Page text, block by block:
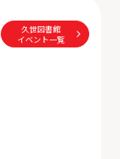
久世図書館
イベント一覧